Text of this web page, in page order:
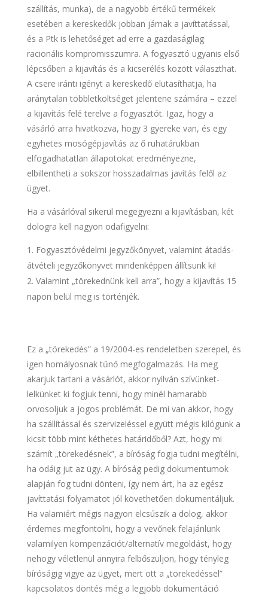
szállítás, munka), de a nagyobb értékű termékek
esetében a kereskedők jobban járnak a javíttatással,
és a Ptk is lehetőséget ad erre a gazdaságilag
racionális kompromisszumra. A fogyasztó ugyanis első
lépcsőben a kijavítás és a kicserélés között választhat.
A csere iránti igényt a kereskedő elutasíthatja, ha
aránytalan többletköltséget jelentene számára – ezzel
a kijavítás felé terelve a fogyasztót. Igaz, hogy a
vásárló arra hivatkozva, hogy 3 gyereke van, és egy
egyhetes mosógépjavítás az ő ruhatárukban
elfogadhatatlan állapotokat eredményezne,
elbillentheti a sokszor hosszadalmas javítás felől az
ügyet.
Ha a vásárlóval sikerül megegyezni a kijavításban, két
dologra kell nagyon odafigyelni:
Fogyasztóvédelmi jegyzőkönyvet, valamint átadás-
átvételi jegyzőkönyvet mindenképpen állítsunk ki!
Valamint „törekednünk kell arra”, hogy a kijavítás 15
napon belül meg is történjék.
Ez a „törekedés” a 19/2004-es rendeletben szerepel, és
igen homályosnak tűnő megfogalmazás. Ha meg
akarjuk tartani a vásárlót, akkor nyilván szívünket-
lelkünket ki fogjuk tenni, hogy minél hamarabb
orvosoljuk a jogos problémát. De mi van akkor, hogy
ha szállítással és szervizeléssel együtt mégis kilógunk a
kicsit több mint kéthetes határidőből? Azt, hogy mi
számít „törekedésnek”, a bíróság fogja tudni megítélni,
ha odáig jut az ügy. A bíróság pedig dokumentumok
alapján fog tudni dönteni, így nem árt, ha az egész
javíttatási folyamatot jól követhetően dokumentáljuk.
Ha valamiért mégis nagyon elcsúszik a dolog, akkor
érdemes megfontolni, hogy a vevőnek felajánlunk
valamilyen kompenzációt/alternatív megoldást, hogy
nehogy véletlenül annyira felbőszüljön, hogy tényleg
bíróságig vigye az ügyet, mert ott a „törekedéssel”
kapcsolatos döntés még a legjobb dokumentáció